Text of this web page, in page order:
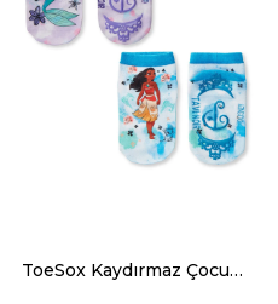
ToeSox Kaydırmaz Çocuk Çorabı (2'li)